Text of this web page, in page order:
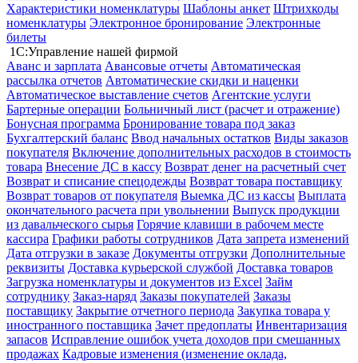
Характеристики номенклатуры Шаблоны анкет Штрихкоды
номенклатуры Электронное бронирование Электронные
билеты
1С:Управление нашей фирмой
Аванс и зарплата Авансовые отчеты Автоматическая
рассылка отчетов Автоматические скидки и наценки
Автоматическое выставление счетов Агентские услуги
Бартерные операции Больничный лист (расчет и отражение)
Бонусная программа Бронирование товара под заказ
Бухгалтерский баланс Ввод начальных остатков Виды заказов
покупателя Включение дополнительных расходов в стоимость
товара Внесение ДС в кассу Возврат денег на расчетный счет
Возврат и списание спецодежды Возврат товара поставщику
Возврат товаров от покупателя Выемка ДС из кассы Выплата
окончательного расчета при увольнении Выпуск продукции
из давальческого сырья Горячие клавиши в рабочем месте
кассира Графики работы сотрудников Дата запрета изменений
Дата отгрузки в заказе Документы отгрузки Дополнительные
реквизиты Доставка курьерской службой Доставка товаров
Загрузка номенклатуры и документов из Excel Займ
сотруднику Заказ-наряд Заказы покупателей Заказы
поставщику Закрытие отчетного периода Закупка товара у
иностранного поставщика Зачет предоплаты Инвентаризация
запасов Исправление ошибок учета доходов при смешанных
продажах Кадровые изменения (изменение оклада,